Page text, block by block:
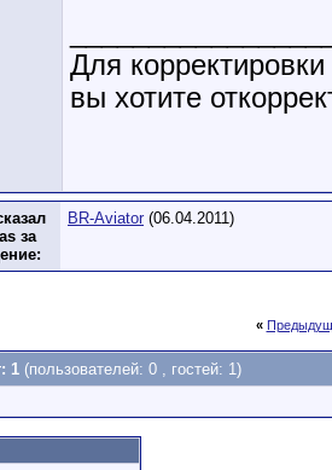
Для
вы хотите
за
BR-Aviator (06.04.2011)
«
1 (пользователей: 0 , гостей: 1)